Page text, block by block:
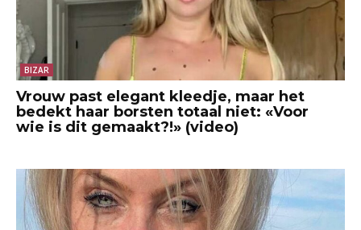
BIZAR
Vrouw past elegant kleedje, maar het
bedekt haar borsten totaal niet: «Voor
wie is dit gemaakt?!» (video)